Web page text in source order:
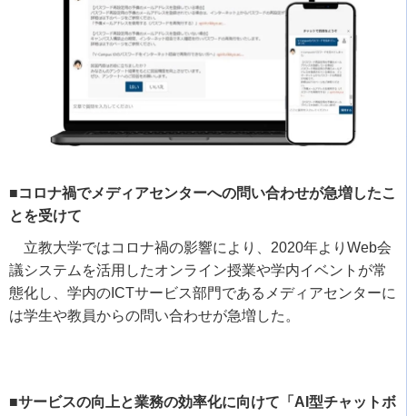
■コロナ禍でメディアセンターへの問い合わせが急増したこ
とを受けて
立教大学ではコロナ禍の影響により、 2020年より Web会
議システムを活用したオンライン授業や学内イベントが常
態化し、学内の ICTサービス部門であるメディアセンターに
は学生や教員からの問い合わせが急増した。
■サービスの向上と業務の効率化に向けて「AI型チャットボ